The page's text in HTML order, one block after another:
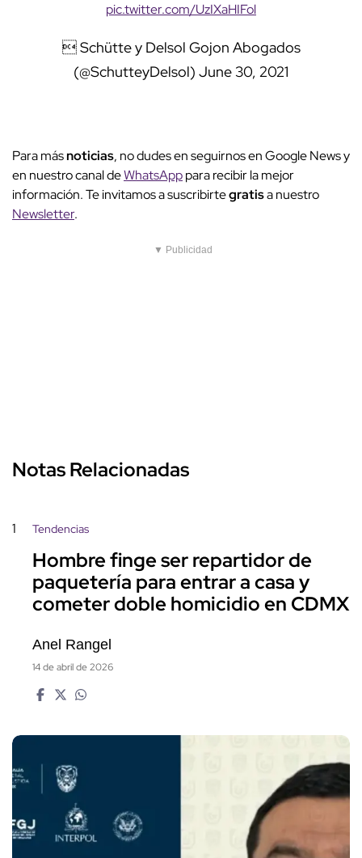
pic.twitter.com/UzIXaHIFol
 Schütte y Delsol Gojon Abogados
(@SchutteyDelsol) June 30, 2021
Para másnoticias, no dudes en seguirnos en Google News y
en nuestro canal deWhatsApppara recibir la mejor
información. Te invitamos a suscribirtegratisa nuestro
Newsletter.
▼ Publicidad
Notas Relacionadas
1 Tendencias
Hombre finge ser repartidor de
paquetería para entrar a casa y
cometer doble homicidio en CDMX
Anel Rangel
14 de abril de 2026